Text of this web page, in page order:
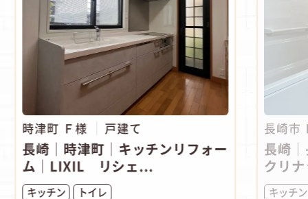
時津町 Ｆ様 戸建て
長崎｜時津町│キッチンリフォー
ム│LIXIL リシェ...
キッチン トイレ
長崎市
長崎
クリ
キッチン